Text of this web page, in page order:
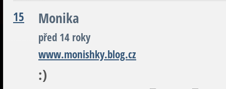
15 Monika
před 14 roky
www.monishky.blog.cz
:)